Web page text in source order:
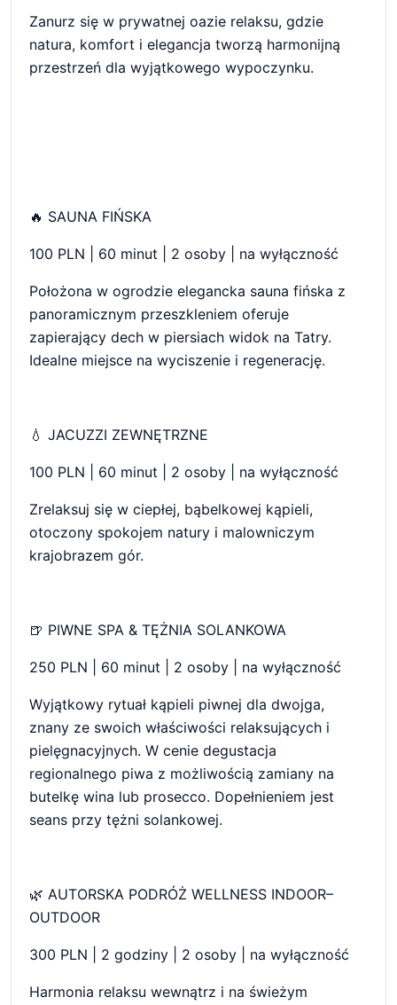
Zanurz się w prywatnej oazie relaksu, gdzie
natura, komfort i elegancja tworzą harmonijną
przestrzeń dla wyjątkowego wypoczynku.
🔥 SAUNA FIŃSKA
100 PLN | 60 minut | 2 osoby | na wyłączność
Położona w ogrodzie elegancka sauna fińska z
panoramicznym przeszkleniem oferuje
zapierający dech w piersiach widok na Tatry.
Idealne miejsce na wyciszenie i regenerację.
💧 JACUZZI ZEWNĘTRZNE
100 PLN | 60 minut | 2 osoby | na wyłączność
Zrelaksuj się w ciepłej, bąbelkowej kąpieli,
otoczony spokojem natury i malowniczym
krajobrazem gór.
🍺 PIWNE SPA & TĘŻNIA SOLANKOWA
250 PLN | 60 minut | 2 osoby | na wyłączność
Wyjątkowy rytuał kąpieli piwnej dla dwojga,
znany ze swoich właściwości relaksujących i
pielęgnacyjnych. W cenie degustacja
regionalnego piwa z możliwością zamiany na
butelkę wina lub prosecco. Dopełnieniem jest
seans przy tężni solankowej.
🌿 AUTORSKA PODRÓŻ WELLNESS INDOOR–
OUTDOOR
300 PLN | 2 godziny | 2 osoby | na wyłączność
Harmonia relaksu wewnątrz i na świeżym